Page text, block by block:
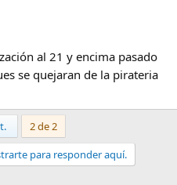
al 21 y encima pasado
se quejaran de la pirateria
2 de 2
para responder aquí.